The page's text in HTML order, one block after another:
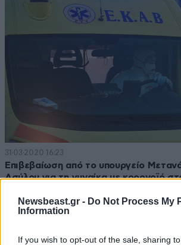
Newsbeast.gr - Do Not Process My
Information
If you wish to opt-out of the sale, sharing
31·03·2020 16:23
Επιβεβαίωση από το υπουργείο
Ασύλου για τη γυναίκα με κορονοϊό